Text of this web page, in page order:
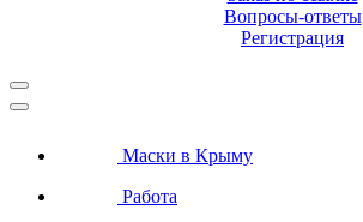
Вопросы-ответы
Регистрация
Маски в Крыму
Работа